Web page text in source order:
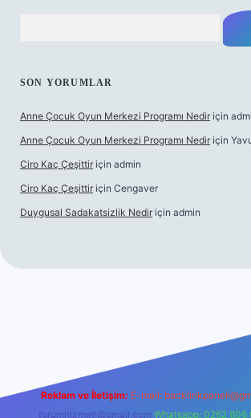
SON YORUMLAR
Anne Çocuk Oyun Merkezi Programı Nedir için
Anne Çocuk Oyun Merkezi Programı Nedir için
Ciro Kaç Çeşittir için admin
Ciro Kaç Çeşittir için Cengaver
Duygusal Sadakatsizlik Nedir için admin
Reklam ve İletişim: E-mail:
forumhizmeti@gmail.com Whatsapp: 0262 606